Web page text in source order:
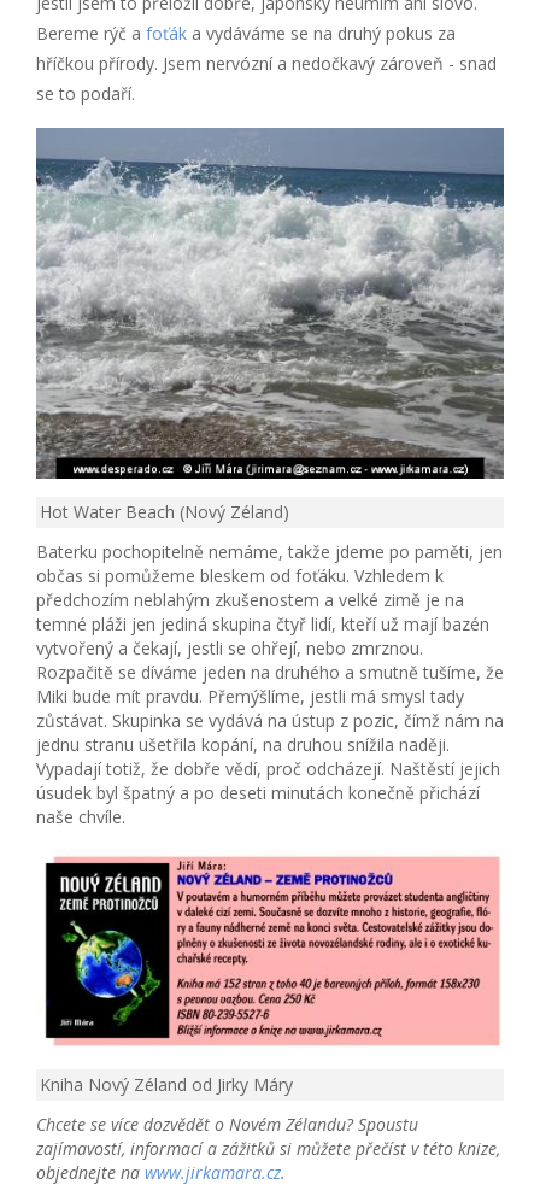
Bereme rýč a foťák a vydáváme se na druhý pokus za
hříčkou přírody. Jsem nervózní a nedočkavý zároveň - snad
se to podaří.
Hot Water Beach (Nový Zéland)
Baterku pochopitelně nemáme, takže jdeme po paměti, jen
občas si pomůžeme bleskem od foťáku. Vzhledem k
předchozím neblahým zkušenostem a velké zimě je na
temné pláži jen jediná skupina čtyř lidí, kteří už mají bazén
vytvořený a čekají, jestli se ohřejí, nebo zmrznou.
Rozpačitě se díváme jeden na druhého a smutně tušíme, že
Miki bude mít pravdu. Přemýšlíme, jestli má smysl tady
zůstávat. Skupinka se vydává na ústup z pozic, čímž nám na
jednu stranu ušetřila kopání, na druhou snížila naději.
Vypadají totiž, že dobře vědí, proč odcházejí. Naštěstí jejich
úsudek byl špatný a po deseti minutách konečně přichází
naše chvíle.
Kniha Nový Zéland od Jirky Máry
Chcete se více dozvědět o Novém Zélandu? Spoustu
zajímavostí, informací a zážitků si můžete přečíst v této knize,
objednejte na www.jirkamara.cz.